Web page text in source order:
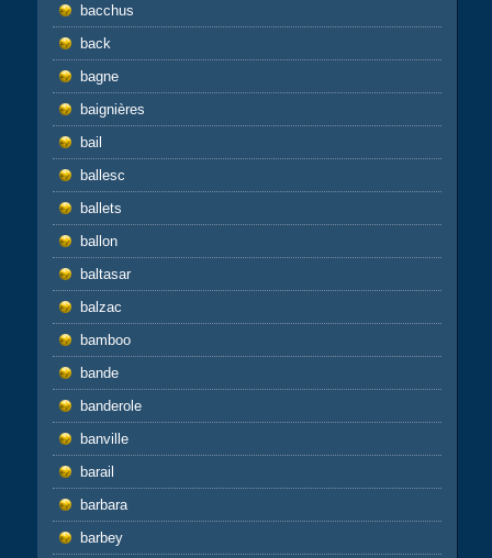
bacchus
back
bagne
baignières
bail
ballesc
ballets
ballon
baltasar
balzac
bamboo
bande
banderole
banville
barail
barbara
barbey